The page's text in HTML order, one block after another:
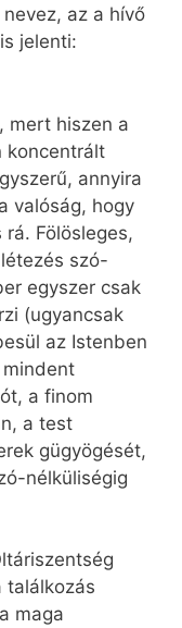
az a hívő
jelenti:
mert hiszen a
koncentrált
annyira
valóság, hogy
Fölösleges,
szó-
egyszer csak
(ugyancsak
az Istenben
a finom
a test
gügyögését,
nélküliségig
találkozás
maga